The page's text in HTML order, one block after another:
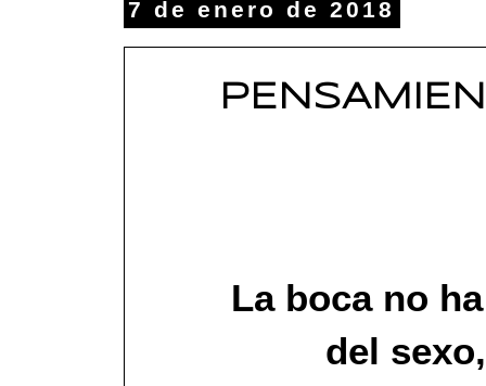
7 de enero de 2018
La boca no
del